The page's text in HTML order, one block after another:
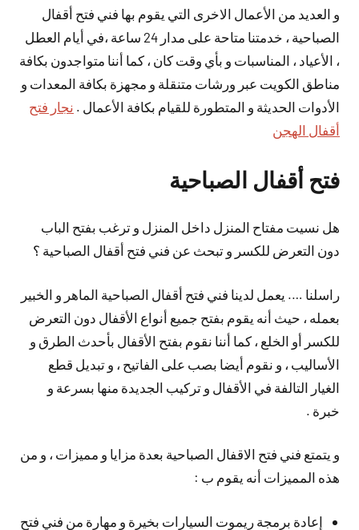
و العديد من الأعمال الاخرى التي يقوم بها فني فتح أقفال
الصباحية ، خدمتنا متاحة على مدار 24 ساعة ،في أيام العطل
، الأعياد ، المناسبات و بأي وقت كان ، كما أننا متواجدون بكافة
مناطق الكويت عبر ورشات متنقلة و مجهزة بكافة المعدات و
الأدوات الحديثة و المتطورة للقيام بكافة الأعمال . نجار فتح
أقفال الهجن
فتح أقفال الصباحية
هل نسيت مفتاح المنزل داخل المنزل و ترغب بفتح الباب
دون التعرض للكسر و تبحث عن فني فتح أقفال الصباحية ؟
راسلنا …. يعمل لدينا فني فتح أقفال الصباحية الماهر و الخبير
بعمله ، حيث أنه يقوم بفتح جميع أنواع الأقفال دون التعرض
للكسر أو الخلع ، كما أننا نقوم بفتح الأقفال بأحدث الطرق و
الأساليب ، و نقوم أيضا بصب على الفاتيح ، و تبديل قطع
الغيار التالفة في الأقفال و تركيب الجديدة منها بسرعة و
خبرة .
و يتمتع فني فتح الاقفال الصباحية بعدة مزايا و مميزات ، و من
هذه المميزات أنه يقوم ب :
إعادة برمجة ريموت السيارات بخيرة و مهارة من فني فتح